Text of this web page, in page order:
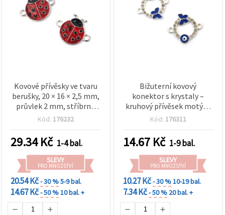
Kovové přívěsky ve tvaru
berušky, 20 × 16 × 2,5 mm,
průvlek 2 mm, stříbrná
barva, balení 5 ks, pro
Kód: 176232
29.34Kč 1-4 bal.
SLEVY
PRO MNOŽSTVÍ
20.54 Kč- 30 %5-9 bal.
14.67 Kč- 50 %10 bal. +
Bižuterní kovový
konektor s krystaly –
kruhový přívěsek motýl s
modrým okem, stříbrná
1,5 mm – 2 ks
Kód: 176311
14.67 Kč 1-9 bal.
SLEVY
PRO MNOŽSTVÍ
10.27 Kč- 30 %10-19 bal.
7.34 Kč- 50 % 20 bal. +